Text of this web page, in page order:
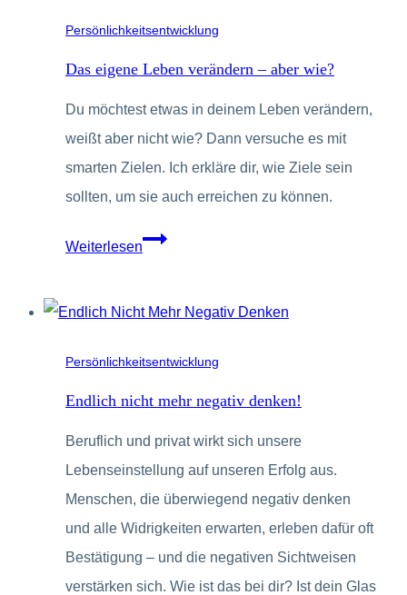
Persönlichkeitsentwicklung
Das eigene Leben verändern – aber wie?
Du möchtest etwas in deinem Leben verändern,
weißt aber nicht wie? Dann versuche es mit
smarten Zielen. Ich erkläre dir, wie Ziele sein
sollten, um sie auch erreichen zu können.
WeiterlesenDas
–
Persönlichkeitsentwicklung
Endlich nicht mehr negativ denken!
Beruflich und privat wirkt sich unsere
Lebenseinstellung auf unseren Erfolg aus.
Menschen, die überwiegend negativ denken
und alle Widrigkeiten erwarten, erleben dafür oft
Bestätigung – und die negativen Sichtweisen
verstärken sich. Wie ist das bei dir? Ist dein Glas